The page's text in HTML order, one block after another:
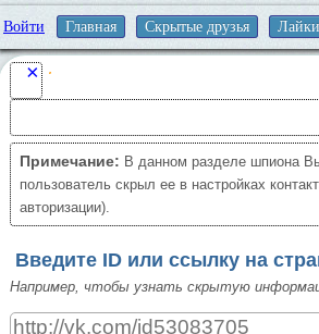
Войти Главная Скрытые друзья Лайки
×
Примечание: В данном разделе шпиона
пользователь скрыл ее в настройках
авторизации).
Введите ID или ссылку на
Например, чтобы узнать скрытую